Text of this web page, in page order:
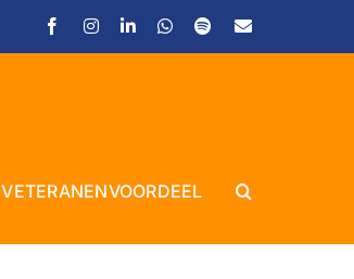
FacebookInstagramLinkedInWhatsApp
SpotifyE-
VETERANENVOORDEEL